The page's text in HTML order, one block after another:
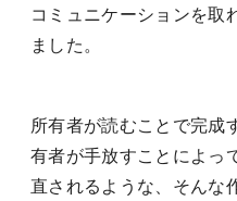
コミュニケーションを取
ました。
所有者が読むことで完成
有者が手放すことによっ
直されるような、そんな